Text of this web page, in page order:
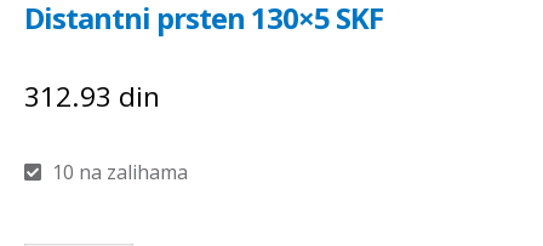
Distantni prsten 130×5 SKF
312.93 din
10 na zalihama